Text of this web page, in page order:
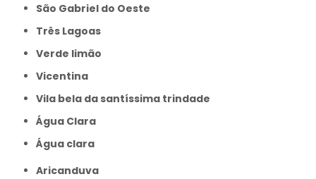
São Gabriel do Oeste
Três Lagoas
Verde limão
Vicentina
Vila bela da santíssima trindade
Água Clara
Água clara
Aricanduva